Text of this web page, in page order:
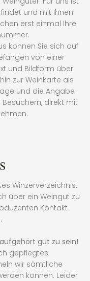
und mit Ihnen
erst einmal Ihre
können Sie sich auf
von einer
und Bildform über
zur Weinkarte als
und die Angabe
direkt mit
Winzerverzeichnis.
über ein Weingut zu
Kontakt
gut zu sein!
gepflegtes
wir sämtliche
können. Leider